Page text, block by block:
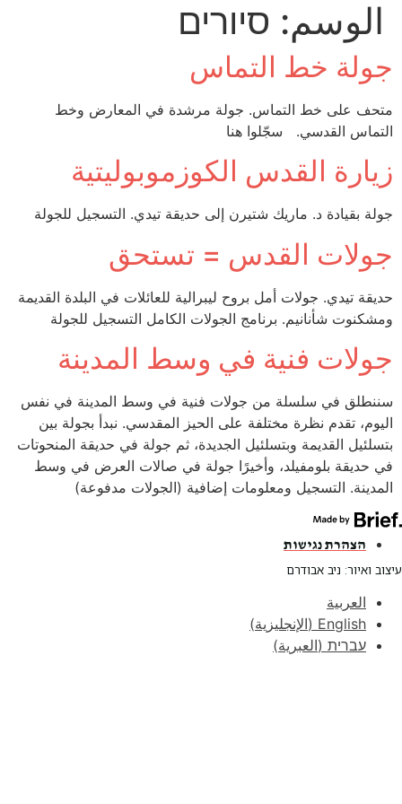
Skip
content
الوسم: סיורים
جولة خط التماس
متحف على خط التماس. جولة مرشدة في المعارض وخط
التماس القدسي. سجّلوا هنا
زيارة القدس الكوزموبوليتية
جولة بقيادة د. ماريك شتيرن إلى حديقة تيدي. التسجيل للجولة
جولات القدس = تستحق
حديقة تيدي. جولات أمل بروح ليبرالية للعائلات في البلدة القديمة
ومشكنوت شأنانيم. برنامج الجولات الكامل التسجيل للجولة
جولات فنية في وسط المدينة
سننطلق في سلسلة من جولات فنية في وسط المدينة في نفس
اليوم، تقدم نظرة مختلفة على الحيز المقدسي. نبدأ بجولة بين
بتسلئيل القديمة وبتسلئيل الجديدة، ثم جولة في حديقة المنحوتات
في حديقة بلومفيلد، وأخيرًا جولة في صالات العرض في وسط
المدينة. التسجيل ومعلومات إضافية (الجولات مدفوعة)
הצהרת נגישות
עיצוב ואיור: ניב אבודרם
العربية
English
(الإنجليزية)
עברית (العبرية)